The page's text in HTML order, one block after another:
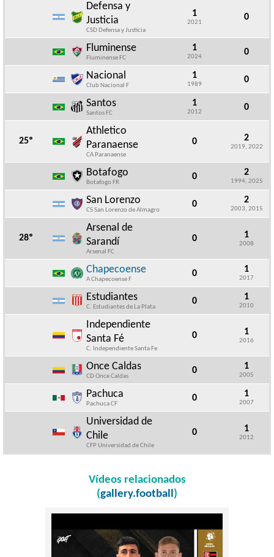
Defensa y
Justicia
CSD Defensa y Justicia
1
2021
0
Fluminense
Fluminense FC
1
2024 0
Nacional
Club Nacional F
1
1989 0
Santos
Santos FC
1
2012 0
25º
Athletico
Paranaense
CA Paranaense
0 2
2019, 2022
Botafogo
Botafogo FR
0 2
1994, 2025
San Lorenzo
CS San Lorenzo de Almagro
0 2
2003, 2015
28º
Arsenal de
Sarandí
Arsenal FC
0 1
2008
Chapecoense
A Chapecoense F
0 1
2017
Estudiantes
C. Estudiantes de La Plata
0 1
2010
Independiente
Santa Fé
C. Independiente Santa Fe
0 1
2016
Once Caldas
CD Once Caldas
0 1
2005
Pachuca
Pachuca CF
0 1
2007
Universidad de
Chile
CFP Universidad de Chile
0 1
2012
Vídeos relacionados
(gallery.football)